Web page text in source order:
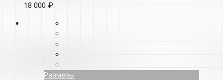
18 000 ₽
Размеры